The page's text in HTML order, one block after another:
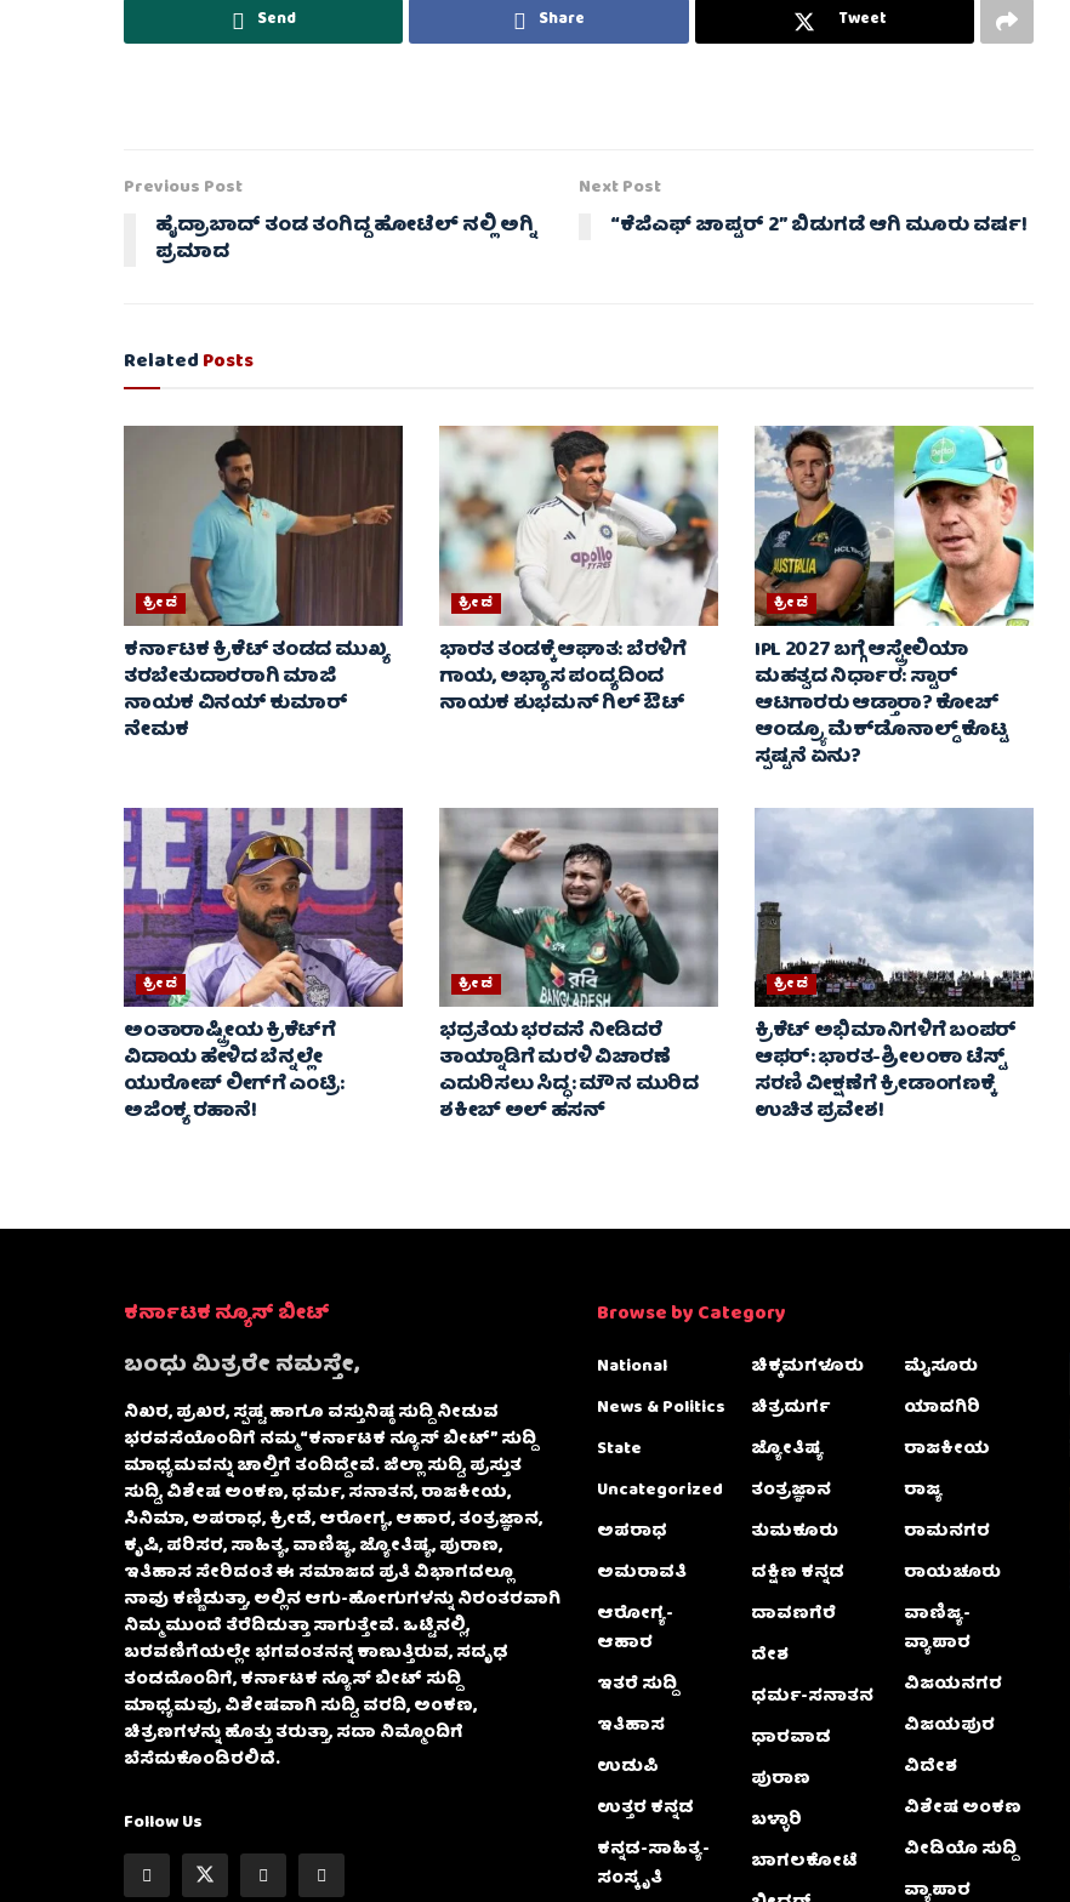
Send Share Tweet
Previous Post
ಹೈದ್ರಾಬಾದ್ ತಂಡ ತಂಗಿದ್ದ ಹೋಟೆಲ್ ನಲ್ಲಿ ಅಗ್ನಿ
ಪ್ರಮಾದ
Next Post
“ಕೆಜಿಎಫ್‌ ಚಾಪ್ಟರ್‌ 2” ಬಿಡುಗಡೆ ಆಗಿ ಮೂರು ವರ್ಷ!
RelatedPosts
ಕ್ರೀಡೆ
ಕರ್ನಾಟಕ ಕ್ರಿಕೆಟ್ ತಂಡದ ಮುಖ್ಯ
ತರಬೇತುದಾರರಾಗಿ ಮಾಜಿ
ನಾಯಕ ವಿನಯ್ ಕುಮಾರ್
ನೇಮಕ
ಕ್ರೀಡೆ
ಭಾರತ ತಂಡಕ್ಕೆ ಆಘಾತ: ಬೆರಳಿಗೆ
ಗಾಯ, ಅಭ್ಯಾಸ ಪಂದ್ಯದಿಂದ
ನಾಯಕ ಶುಭಮನ್ ಗಿಲ್ ಔಟ್
ಕ್ರೀಡೆ
IPL 2027 ಬಗ್ಗೆ ಆಸ್ಟ್ರೇಲಿಯಾ
ಮಹತ್ವದ ನಿರ್ಧಾರ: ಸ್ಟಾರ್
ಆಟಗಾರರು ಆಡ್ತಾರಾ? ಕೋಚ್
ಆಂಡ್ರ್ಯೂ ಮೆಕ್‌ಡೊನಾಲ್ಡ್ ಕೊಟ್ಟ
ಸ್ಪಷ್ಟನೆ ಏನು?
ಕ್ರೀಡೆ
ಅಂತಾರಾಷ್ಟ್ರೀಯ ಕ್ರಿಕೆಟ್‌ಗೆ
ವಿದಾಯ ಹೇಳಿದ ಬೆನ್ನಲ್ಲೇ
ಯುರೋಪ್ ಲೀಗ್‌ಗೆ ಎಂಟ್ರಿ:
ಅಜಿಂಕ್ಯ ರಹಾನೆ!
ಕ್ರೀಡೆ
ಭದ್ರತೆಯ ಭರವಸೆ ನೀಡಿದರೆ
ತಾಯ್ನಾಡಿಗೆ ಮರಳಿ ವಿಚಾರಣೆ
ಎದುರಿಸಲು ಸಿದ್ಧ : ಮೌನ ಮುರಿದ
ಶಕೀಬ್ ಅಲ್ ಹಸನ್
ಕ್ರೀಡೆ
ಕ್ರಿಕೆಟ್ ಅಭಿಮಾನಿಗಳಿಗೆ ಬಂಪರ್
ಆಫರ್: ಭಾರತ-ಶ್ರೀಲಂಕಾ ಟೆಸ್ಟ್
ಸರಣಿ ವೀಕ್ಷಣೆಗೆ ಕ್ರೀಡಾಂಗಣಕ್ಕೆ
ಉಚಿತ ಪ್ರವೇಶ!
ಕರ್ನಾಟಕ ನ್ಯೂಸ್ ಬೀಟ್
ಬಂಧು ಮಿತ್ರರೇ ನಮಸ್ತೇ,
ನಿಖರ, ಪ್ರಖರ, ಸ್ಪಷ್ಟ ಹಾಗೂ ವಸ್ತುನಿಷ್ಠ ಸುದ್ದಿ ನೀಡುವ
ಭರವಸೆಯೊಂದಿಗೆ ನಮ್ಮ “ಕರ್ನಾಟಕ ನ್ಯೂಸ್ ಬೀಟ್” ಸುದ್ದಿ
ಮಾಧ್ಯಮವನ್ನು ಚಾಲ್ತಿಗೆ ತಂದಿದ್ದೇವೆ. ಜಿಲ್ಲಾ ಸುದ್ದಿ, ಪ್ರಸ್ತುತ
ಸುದ್ದಿ, ವಿಶೇಷ ಅಂಕಣ, ಧರ್ಮ, ಸನಾತನ, ರಾಜಕೀಯ,
ಸಿನಿಮಾ, ಅಪರಾಧ, ಕ್ರೀಡೆ, ಆರೋಗ್ಯ, ಆಹಾರ, ತಂತ್ರಜ್ಞಾನ,
ಕೃಷಿ, ಪರಿಸರ, ಸಾಹಿತ್ಯ, ವಾಣಿಜ್ಯ, ಜ್ಯೋತಿಷ್ಯ, ಪುರಾಣ,
ಇತಿಹಾಸ ಸೇರಿದಂತೆ ಈ ಸಮಾಜದ ಪ್ರತಿ ವಿಭಾಗದಲ್ಲೂ
ನಾವು ಕಣ್ಣಿಡುತ್ತಾ, ಅಲ್ಲಿನ ಆಗು-ಹೋಗುಗಳನ್ನು ನಿರಂತರವಾಗಿ
ನಿಮ್ಮ ಮುಂದೆ ತೆರೆದಿಡುತ್ತಾ ಸಾಗುತ್ತೇವೆ. ಒಟ್ಟಿನಲ್ಲಿ,
ಬರವಣಿಗೆಯಲ್ಲೇ ಭಗವಂತನನ್ನ ಕಾಣುತ್ತಿರುವ, ಸದೃಢ
ತಂಡದೊಂದಿಗೆ, ಕರ್ನಾಟಕ ನ್ಯೂಸ್ ಬೀಟ್ ಸುದ್ದಿ
ಮಾಧ್ಯಮವು, ವಿಶೇಷವಾಗಿ ಸುದ್ದಿ, ವರದಿ, ಅಂಕಣ,
ಚಿತ್ರಣಗಳನ್ನು ಹೊತ್ತು ತರುತ್ತಾ, ಸದಾ ನಿಮ್ಮೊಂದಿಗೆ
ಬೆಸೆದುಕೊಂಡಿರಲಿದೆ.
Follow Us
Browse by Category
National
News & Politics
State
Uncategorized
ಅಪರಾಧ
ಅಮರಾವತಿ
ಆರೋಗ್ಯ-
ಆಹಾರ
ಇತರೆ ಸುದ್ದಿ
ಇತಿಹಾಸ
ಉಡುಪಿ
ಉತ್ತರ ಕನ್ನಡ
ಕನ್ನಡ-ಸಾಹಿತ್ಯ-
ಸಂಸ್ಕೃತಿ
ಚಿಕ್ಕಮಗಳೂರು
ಚಿತ್ರದುರ್ಗ
ಜ್ಯೋತಿಷ್ಯ
ತಂತ್ರಜ್ಞಾನ
ತುಮಕೂರು
ದಕ್ಷಿಣ ಕನ್ನಡ
ದಾವಣಗೆರೆ
ದೇಶ
ಧರ್ಮ-ಸನಾತನ
ಧಾರವಾಡ
ಪುರಾಣ
ಬಳ್ಳಾರಿ
ಬಾಗಲಕೋಟೆ
ಮೈಸೂರು
ಯಾದಗಿರಿ
ರಾಜಕೀಯ
ರಾಜ್ಯ
ರಾಮನಗರ
ರಾಯಚೂರು
ವಾಣಿಜ್ಯ-
ವ್ಯಾಪಾರ
ವಿಜಯನಗರ
ವಿಜಯಪುರ
ವಿದೇಶ
ವಿಶೇಷ ಅಂಕಣ
ವೀಡಿಯೊ ಸುದ್ದಿ
ವ್ಯಾಪಾರ